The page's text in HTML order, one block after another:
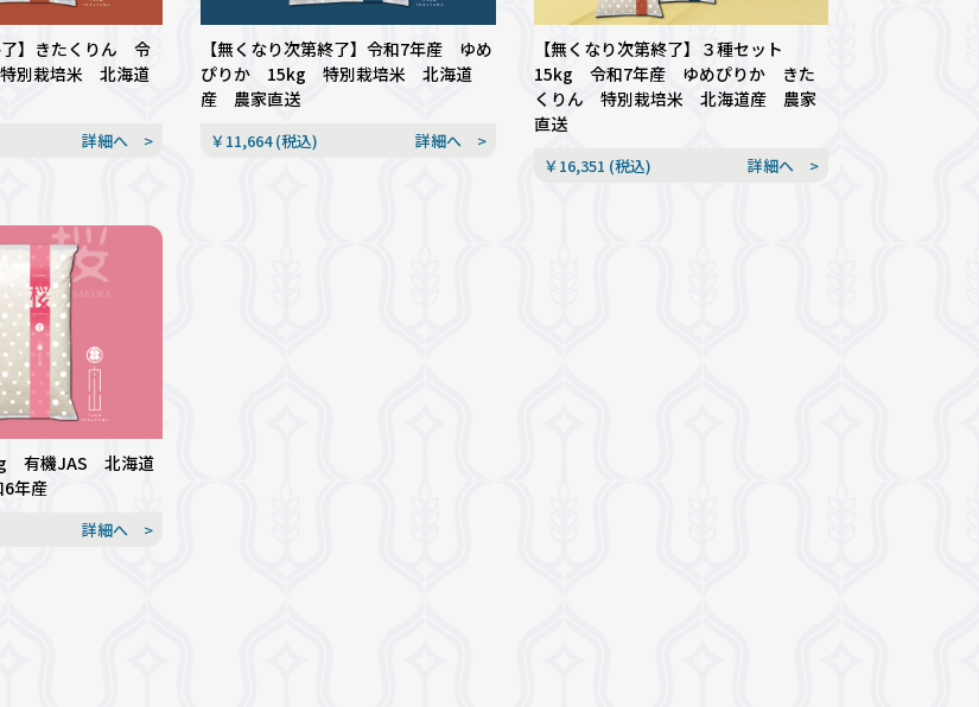
了】きたくりん 令
別栽培米 北海道
詳細へ >
【無くなり次第終了】令和7年産 ゆめ
ぴりか 15kg 特別栽培米 北海道
産 農家直送
￥11,664 (税込) 詳細へ >
【無くなり次第終了】３種セット
15kg 令和7年産 ゆめぴりか きた
くりん 特別栽培米 北海道産 農家
直送
￥16,351 (税込) 詳細へ >
有機JAS 北海道
年産
詳細へ >